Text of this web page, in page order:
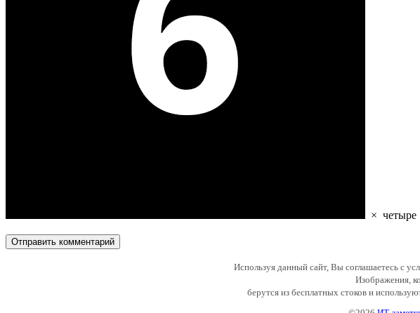
× четыре
Используя данный сайт, Вы соглашаетесь с
Изображения,
берутся из бесплатных стоков и